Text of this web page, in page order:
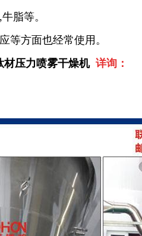
,牛脂等。
等方面也经常使用。
材压力喷雾干燥机 详询：